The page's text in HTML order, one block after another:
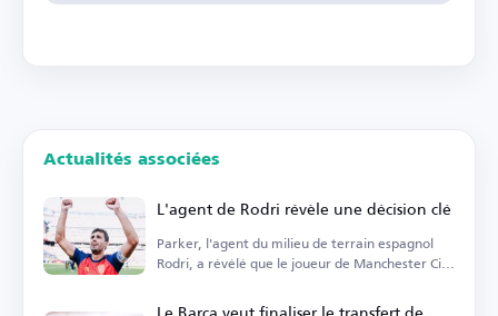
Actualités associées
L'agent de Rodri révèle une décision clé
Parker, l'agent du milieu de terrain espagnol
Rodri, a révélé que le joueur de Manchester City